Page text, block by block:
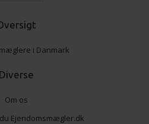
i Danmark
Diverse
Om os
Ejendomsmægler.dk